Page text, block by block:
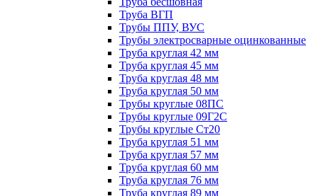
Труба ВГП
Трубы ППУ, ВУС
Трубы электросварные оцинкованные
Труба круглая 42 мм
Труба круглая 45 мм
Труба круглая 48 мм
Труба круглая 50 мм
Трубы круглые 08ПС
Трубы круглые 09Г2С
Трубы круглые Ст20
Труба круглая 51 мм
Труба круглая 57 мм
Труба круглая 60 мм
Труба круглая 76 мм
Труба круглая 89 мм